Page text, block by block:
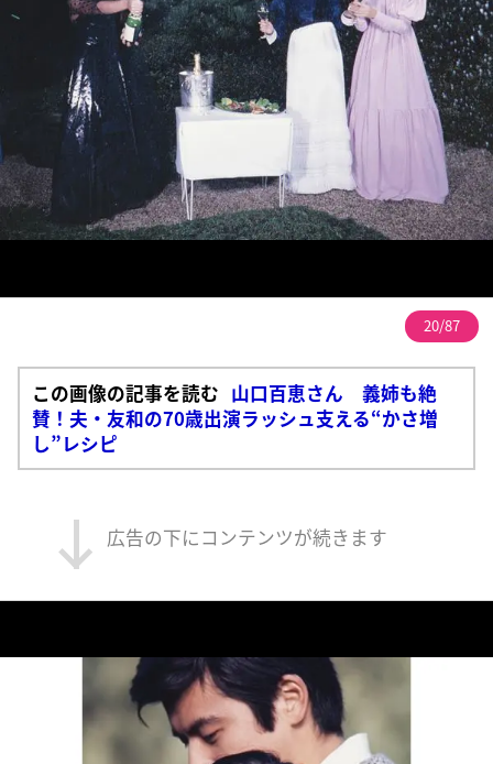
20/87
この画像の記事を読む 山口百恵さん 義姉も絶
賛！夫・友和の70歳出演ラッシュ支える“かさ増
し”レシピ
広告の下にコンテンツが続きます